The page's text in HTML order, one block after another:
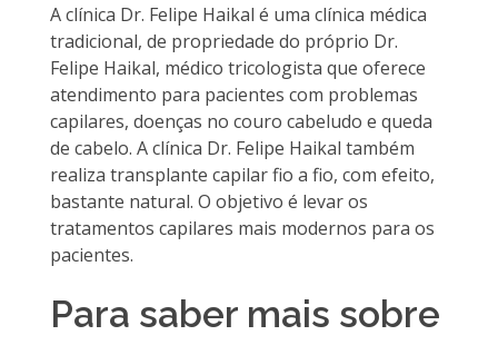
A clínica Dr. Felipe Haikal é uma clínica médica
tradicional, de propriedade do próprio Dr.
Felipe Haikal, médico tricologista que oferece
atendimento para pacientes com problemas
capilares, doenças no couro cabeludo e queda
de cabelo. A clínica Dr. Felipe Haikal também
realiza transplante capilar fio a fio, com efeito,
bastante natural. O objetivo é levar os
tratamentos capilares mais modernos para os
pacientes.
Para saber mais sobre